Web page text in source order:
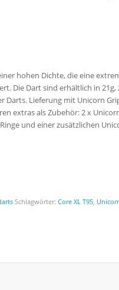
hohen Dichte, die eine
Die Dart sind erhältlich in 21g,
Darts. Lieferung mit Unicorn
extras als Zubehör: 2 x
und einer zusätzlichen
Schlagwörter:Core XL T95,